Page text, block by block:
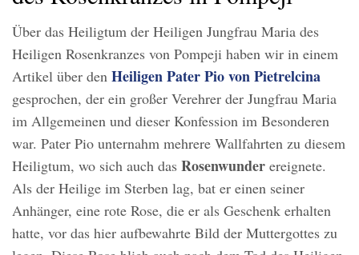
Über das Heiligtum der Heiligen Jungfrau Maria des
Heiligen Rosenkranzes von Pompeji haben wir in einem
Artikel über den Heiligen Pater Pio von Pietrelcina
gesprochen, der ein großer Verehrer der Jungfrau Maria
im Allgemeinen und dieser Konfession im Besonderen
war. Pater Pio unternahm mehrere Wallfahrten zu diesem
Heiligtum, wo sich auch das Rosenwunder ereignete.
Als der Heilige im Sterben lag, bat er einen seiner
Anhänger, eine rote Rose, die er als Geschenk erhalten
hatte, vor das hier aufbewahrte Bild der Muttergottes zu